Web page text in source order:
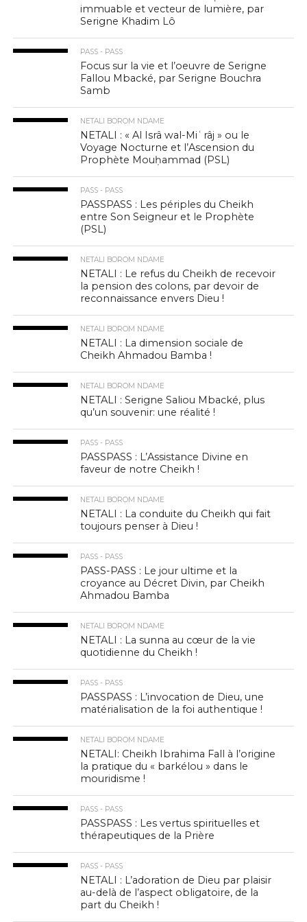
immuable et vecteur de lumière, par
Serigne Khadim Lô
PASS - PASS
Focus sur la vie et l’oeuvre de Serigne
Fallou Mbacké, par Serigne Bouchra
Samb
NETALI BOROM NDAME
NETALI : « Al Isrâ wal-Miʿrâj » ou le
Voyage Nocturne et l’Ascension du
Prophète Mouḥammad (PSL)
PASS - PASS
PASSPASS : Les périples du Cheikh
entre Son Seigneur et le Prophète
(PSL)
NETALI BOROM NDAME
NETALI : Le refus du Cheikh de recevoir
la pension des colons, par devoir de
reconnaissance envers Dieu !
NETALI BOROM NDAME
NETALI : La dimension sociale de
Cheikh Ahmadou Bamba !
NETALI BOROM NDAME
NETALI : Serigne Saliou Mbacké, plus
qu’un souvenir: une réalité !
PASS - PASS
PASSPASS : L’Assistance Divine en
faveur de notre Cheikh !
NETALI BOROM NDAME
NETALI : La conduite du Cheikh qui fait
toujours penser à Dieu !
PASS - PASS
PASS-PASS : Le jour ultime et la
croyance au Décret Divin, par Cheikh
Ahmadou Bamba
NETALI BOROM NDAME
NETALI : La sunna au cœur de la vie
quotidienne du Cheikh !
PASS - PASS
PASSPASS : L’invocation de Dieu, une
matérialisation de la foi authentique !
NETALI BOROM NDAME
NETALI: Cheikh Ibrahima Fall à l’origine
la pratique du « barkélou » dans le
mouridisme !
PASS - PASS
PASSPASS : Les vertus spirituelles et
thérapeutiques de la Prière
PASS - PASS
NETALI : L’adoration de Dieu par plaisir
au-delà de l’aspect obligatoire, de la
part du Cheikh !